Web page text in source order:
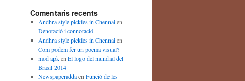
Comentaris recents
Andhra style pickles in Chennaien
Denotació i connotació
Andhra style pickles in Chennaien
Com podem fer un poema visual?
mod apken El logo del mundial del
Brasil 2014
Newspaperaddaen Funció de les